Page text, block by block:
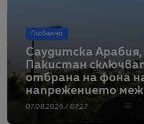
Глобално
Саудитска Арабия,
Пакистан
отбрана на фона
напрежението
Иран
07.08.2026 / 07:27